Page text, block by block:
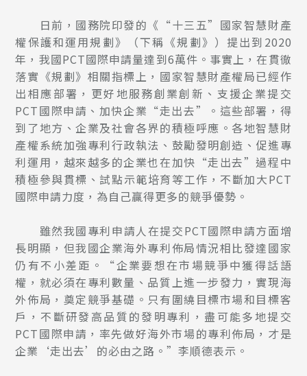
日前，國務院印發的《“十三五”國家智慧財產
權保護和運用規劃》（下稱《規劃》）提出到2020
年，我國PCT國際申請量達到6萬件。事實上，在貫徹
落實《規劃》相關指標上，國家智慧財產權局已經作
出相應部署，更好地服務創業創新、支援企業提交
PCT國際申請、加快企業“走出去”。這些部署，得
到了地方、企業及社會各界的積極呼應。各地智慧財
產權系統加強專利行政執法、鼓勵發明創造、促進專
利運用，越來越多的企業也在加快“走出去”過程中
積極參與貫標、試點示範培育等工作，不斷加大PCT
國際申請力度，為自己贏得更多的競爭優勢。
雖然我國專利申請人在提交PCT國際申請方面增
長明顯，但我國企業海外專利佈局情況相比發達國家
仍有不小差距。“企業要想在市場競爭中獲得話語
權，就必須在專利數量、品質上進一步發力，實現海
外佈局，奠定競爭基礎。只有圍繞目標市場和目標客
戶，不斷研發高品質的發明專利，盡可能多地提交
PCT國際申請，率先做好海外市場的專利佈局，才是
企業‘走出去’的必由之路。”李順德表示。